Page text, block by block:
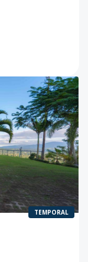
TEMPORAL